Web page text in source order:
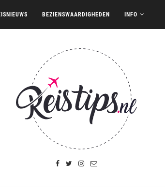
BEZIENSWAARDIGHEDEN INFO